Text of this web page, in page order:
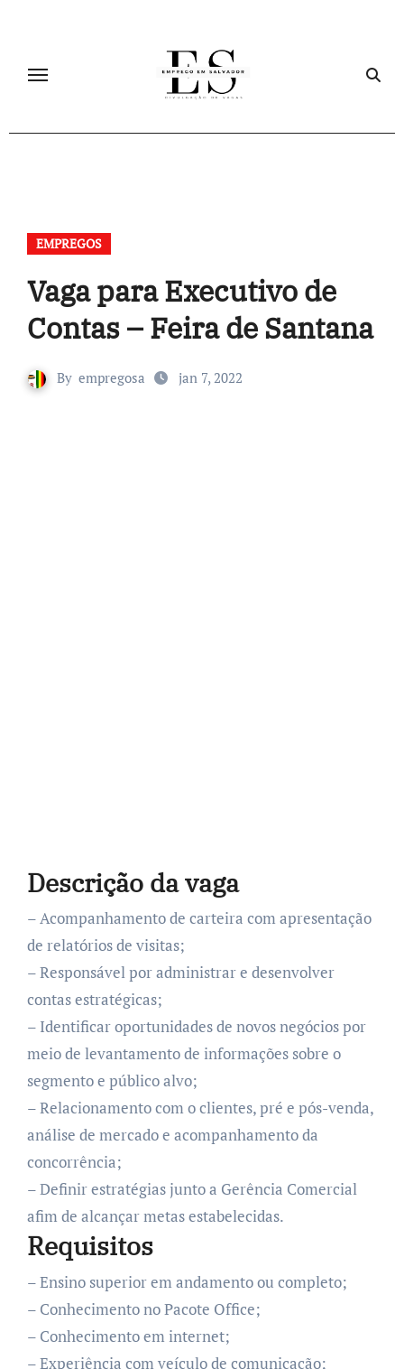
EMPREGOS
Vaga para Executivo de
Contas – Feira de Santana
By empregosa jan 7, 2022
Descrição da vaga
– Acompanhamento de carteira com apresentação
de relatórios de visitas;
– Responsável por administrar e desenvolver
contas estratégicas;
– Identificar oportunidades de novos negócios por
meio de levantamento de informações sobre o
segmento e público alvo;
– Relacionamento com o clientes, pré e pós-venda,
análise de mercado e acompanhamento da
concorrência;
– Definir estratégias junto a Gerência Comercial
afim de alcançar metas estabelecidas.
Requisitos
– Ensino superior em andamento ou completo;
– Conhecimento no Pacote Office;
– Conhecimento em internet;
– Experiência com veículo de comunicação;